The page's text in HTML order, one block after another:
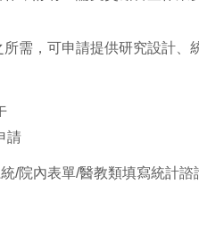
需，可申請提供研究設計、
請
/院內表單/醫教類填寫統計諮